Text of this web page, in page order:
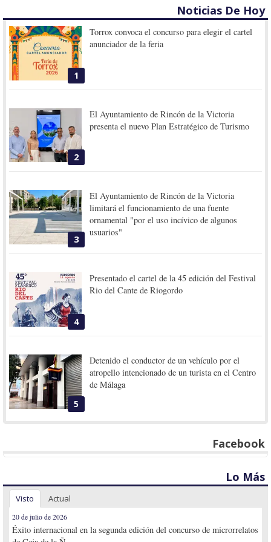
Noticias De Hoy
1
Torrox convoca el concurso para elegir el cartel
anunciador de la feria
2
El Ayuntamiento de Rincón de la Victoria
presenta el nuevo Plan Estratégico de Turismo
3
El Ayuntamiento de Rincón de la Victoria
limitará el funcionamiento de una fuente
ornamental "por el uso incívico de algunos
usuarios"
4
Presentado el cartel de la 45 edición del Festival
Rio del Cante de Riogordo
5
Detenido el conductor de un vehículo por el
atropello intencionado de un turista en el Centro
de Málaga
Facebook
Lo Más
Visto Actual
20 de julio de 2026
Éxito internacional en la segunda edición del concurso de microrrelatos